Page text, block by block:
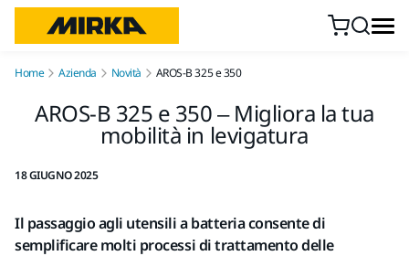
Home Azienda Novità AROS-B 325 e 350
AROS-B 325 e 350 – Migliora la tua
mobilità in levigatura
18 GIUGNO 2025
Il passaggio agli utensili a batteria consente di
semplificare molti processi di trattamento delle